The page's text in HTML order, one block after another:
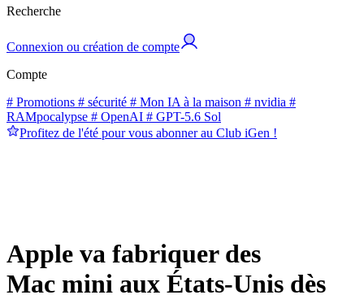
Recherche
Connexion ou création de compte
Compte
# Promotions # sécurité # Mon IA à la maison # nvidia #
RAMpocalypse # OpenAI # GPT-5.6 Sol
Profitez de l'été pour vous abonner au Club iGen !
Apple va fabriquer des
Mac mini aux États-Unis dès